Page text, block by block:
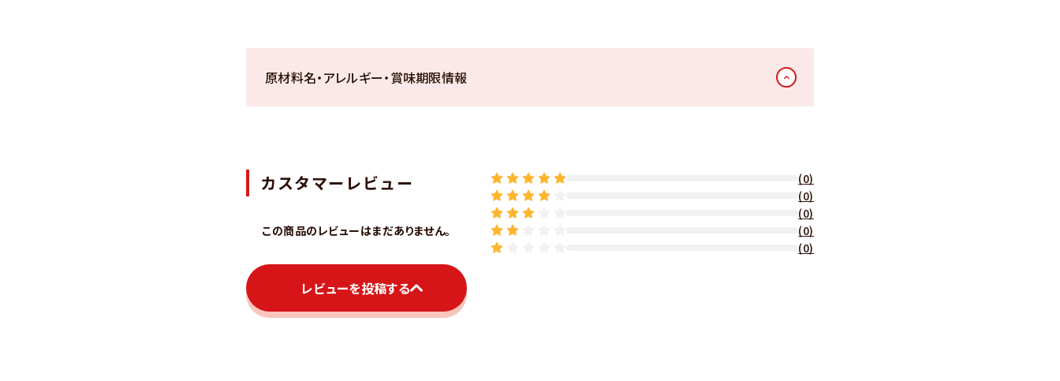
原材料名・アレルギー・賞味期限情報
カスタマーレビュー
この商品のレビューはまだありません。
レビューを投稿する
(0)
(0)
(0)
(0)
(0)